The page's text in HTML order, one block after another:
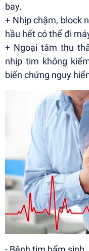
bay.
+ Nhịp chậm, block
hầu hết có thể đi
+ Ngoại tâm thu
nhịp tim không
biến chứng nguy